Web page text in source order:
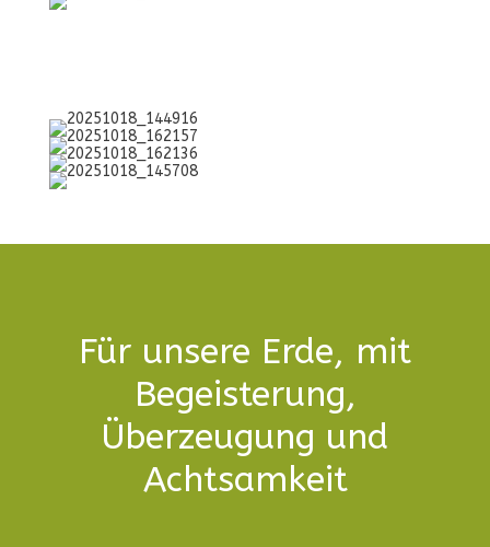
Für unsere Erde, mit
Begeisterung,
Überzeugung und
Achtsamkeit